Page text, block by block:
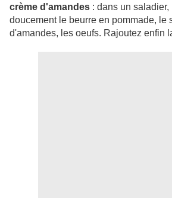
crème d'amandes : dans un saladier,
doucement le beurre en pommade, le
d'amandes, les oeufs. Rajoutez enfin